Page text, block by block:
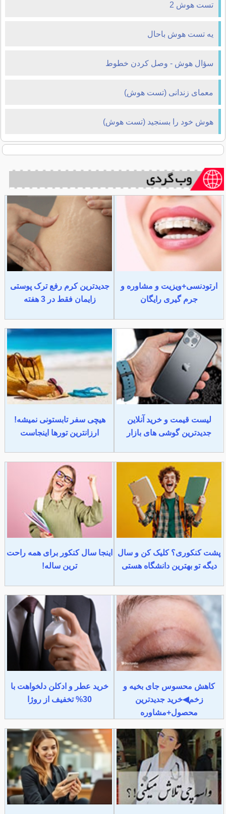
تست هوش 2
یه تست هوش باحال
سؤال هوش - وصل كردن خطوط
معمای زندانی (تست هوش)
هوش خود را بسنجید (تست هوش)
ارتودنسی+ویزیت و مشاوره و
جرم گیری رایگان
جدیدترین کرم رفع ترک پوستی
زایمان فقط در 3 هفته
لیست قیمت و خرید آنلاین
جدیدترین گوشی های بازار
هیچی سفر تابستونی نمیشه!
ارزانترین تورها اینجاست
پشت کنکوری؟ کلیک کن و سال
دیگه تو بهترین دانشگاه هستی
اینجا سال کنکور برای همه راحت
ترین ساله!
کاهش محسوس جای بخیه و
زخم◀خرید جدیدترین
محصول+مشاوره
خرید عطر و ادکلن دلخواهت با
30% تخفیف از روژا